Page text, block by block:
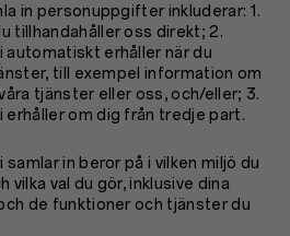
in personuppgifter inkluderar: 1.
tillhandahåller oss direkt; 2.
erhåller när du
till exempel information om
tjänster eller oss, och/eller; 3.
om dig från tredje part.
in beror på i vilken miljö du
val du gör, inklusive dina
de funktioner och tjänster du